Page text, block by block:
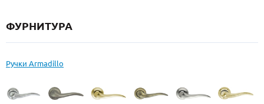
ФУРНИТУРА
Ручки Armadillo